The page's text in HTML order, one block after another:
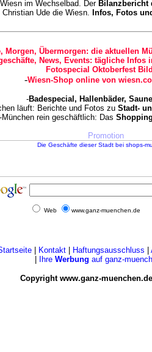
im Wechselbad. Der Bilanzbericht
Christian Ude die Wiesn. Infos, Fotos
Morgen, Übermorgen: die aktuellen
News, Events: tägliche Infos
Fotospecial Oktoberfest
-Wiesn-Shop online von
-Badespecial, Hallenbäder,
läuft: Berichte und Fotos zu Stadt-
-München rein geschäftlich: Das
Promotion
Web www.ganz-muenchen.de
| Kontakt| Haftungsausschluss
Ihre Werbung auf ganz-
Copyright www.ganz-muenchen.de